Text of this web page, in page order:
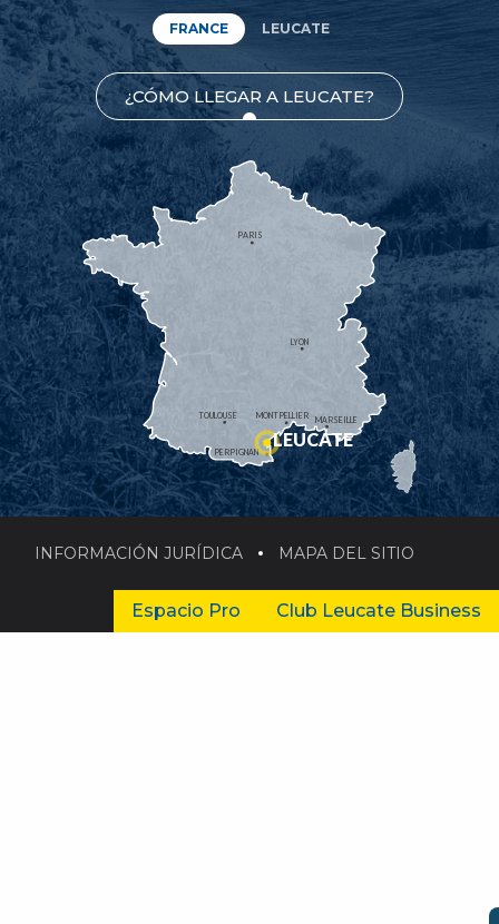
FRANCE LEUCATE
¿CÓMO LLEGAR A LEUCATE?
MONTPELLIER
PERPIGNAN
MARSEILLE
TOULOUSE
LYON
PARIS
LEUCATE
INFORMACIÓN JURÍDICA MAPA DEL SITIO
Espacio Pro Club Leucate Business